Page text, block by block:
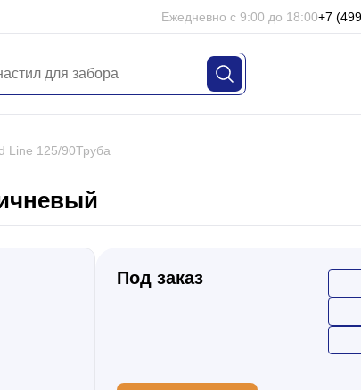
Ежедневно с 9:00 до 18:00+7
Line 125/90Труба
Под заказ